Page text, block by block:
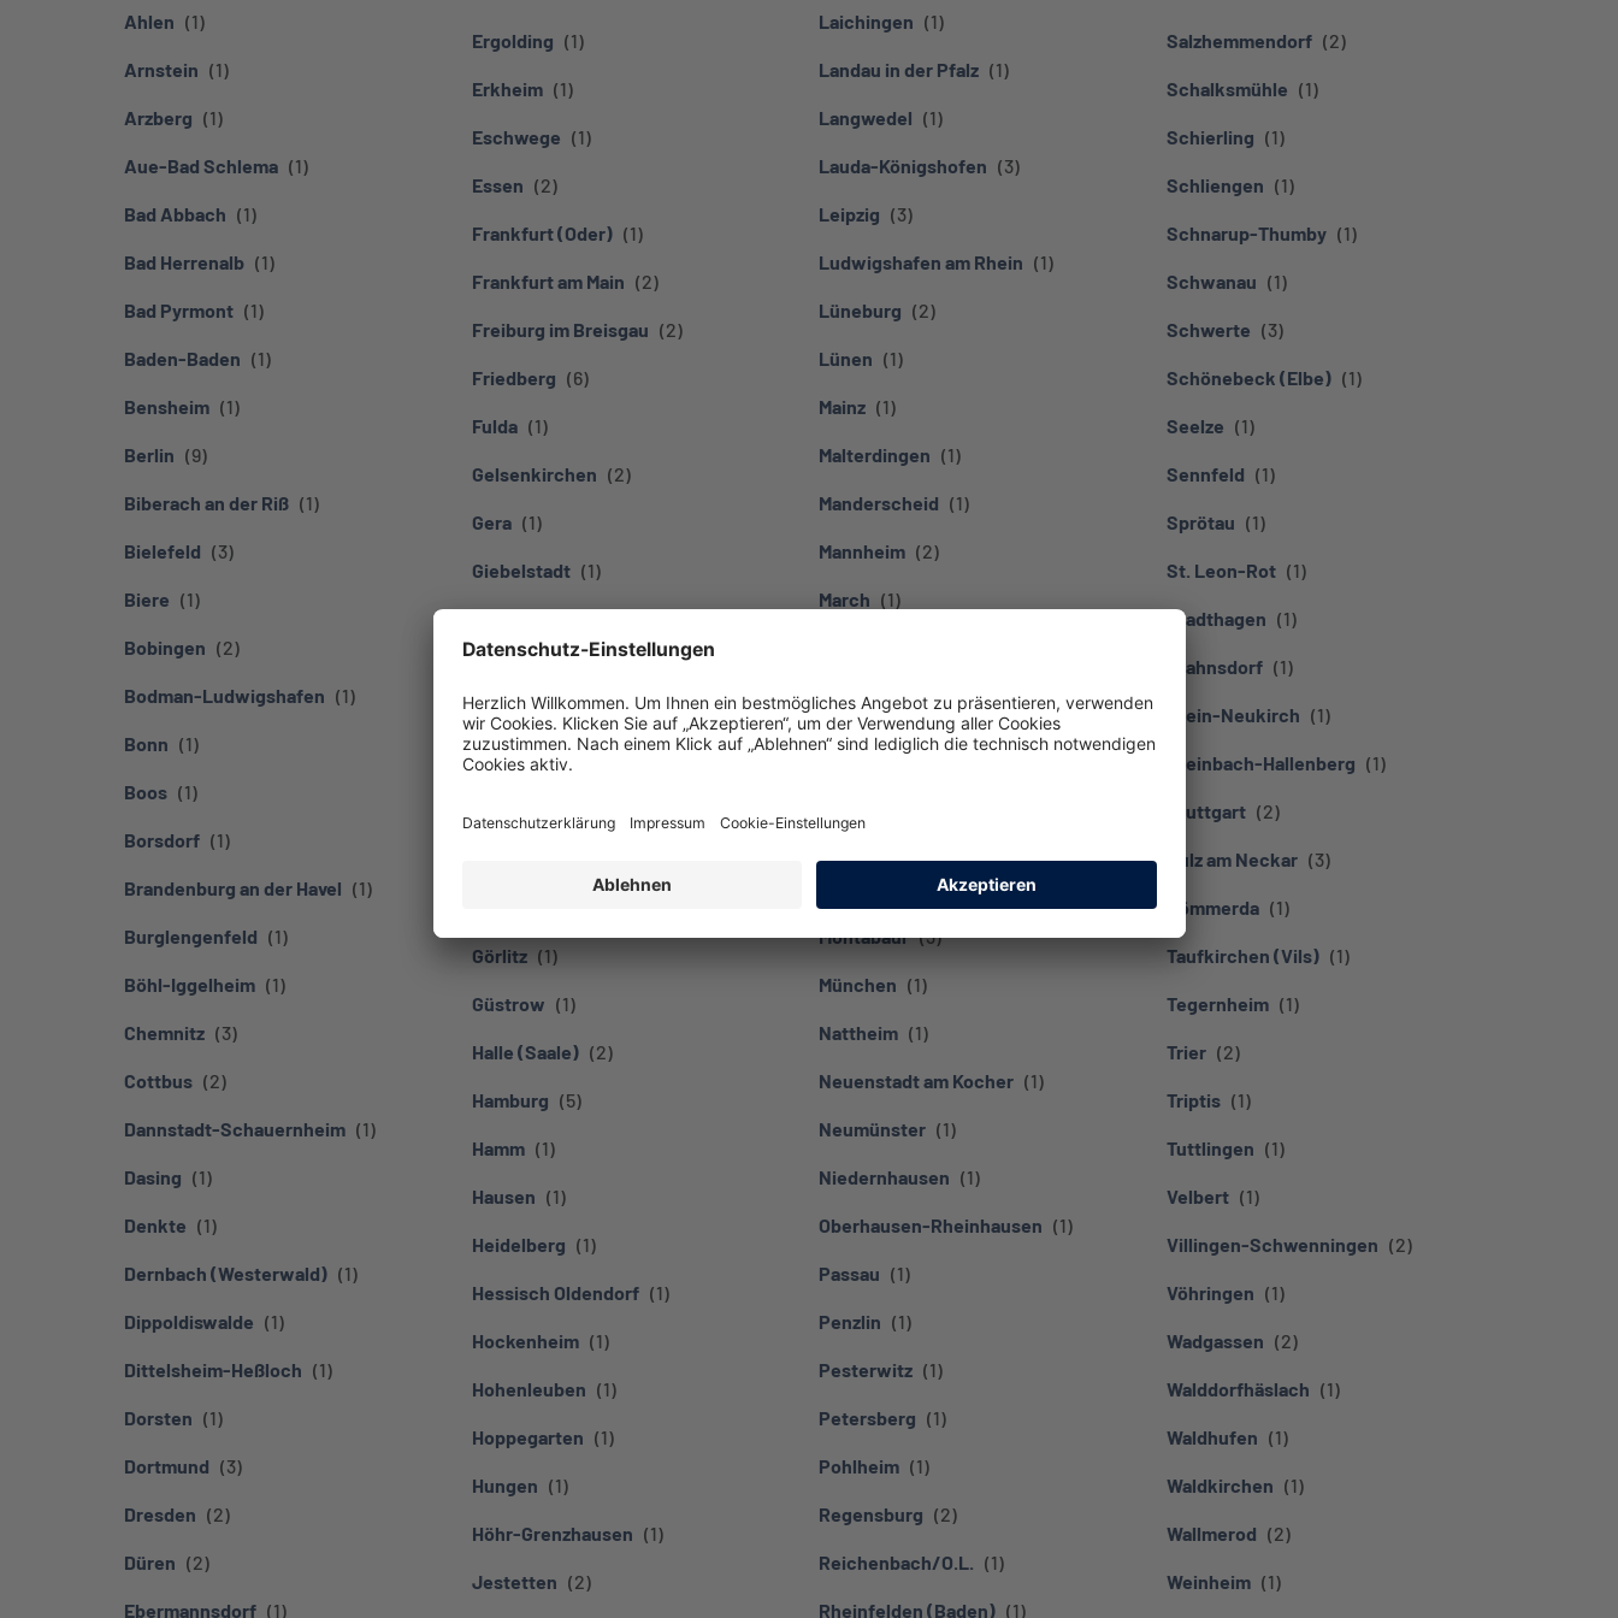
Ahlen
Arnstein
Arzberg
Aue-Bad Schlema
Bad Abbach
Bad Herrenalb
Bad Pyrmont
Baden-Baden
Bensheim
Berlin
Biberach an der Riß
Bielefeld
Biere
Bobingen
Bodman-Ludwigshafen
Bonn
Boos
Borsdorf
Brandenburg an der Havel
Burglengenfeld
Böhl-Iggelheim
Chemnitz
Cottbus
Dannstadt-Schauernheim
Dasing
Denkte
Dernbach (Westerwald)
Dippoldiswalde
Dittelsheim-Heßloch
Dorsten
Dortmund
Dresden
Düren
Ebermannsdorf
Ergolding
Erkheim
Eschwege
Essen
Frankfurt (Oder)
Frankfurt am Main
Freiburg im Breisgau
Friedberg
Fulda
Gelsenkirchen
Gera
Giebelstadt
Grabfeld
Groß Wittensee
Görlitz
Güstrow
Halle (Saale)
Hamburg
Hamm
Hausen
Heidelberg
Hessisch Oldendorf
Hockenheim
Hohenleuben
Hoppegarten
Hungen
Höhr-Grenzhausen
Jestetten
Laichingen
Landau in der Pfalz
Langwedel
Lauda-Königshofen
Leipzig
Ludwigshafen am Rhein
Lüneburg
Lünen
Mainz
Malterdingen
Manderscheid
Mannheim
March
Maxhütte-Haidhof
Memmingen
Montabaur
München
Nattheim
Neuenstadt am Kocher
Neumünster
Niedernhausen
Oberhausen-Rheinhausen
Passau
Penzlin
Pesterwitz
Petersberg
Pohlheim
Regensburg
Reichenbach/O.L.
Rheinfelden (Baden)
Salzhemmendorf
Schalksmühle
Schierling
Schliengen
Schnarup-Thumby
Schwanau
Schwerte
Schönebeck (Elbe)
Seelze
Sennfeld
Sprötau
St. Leon-Rot
Stadthagen
Stahnsdorf
Stein-Neukirch
Steinbach-Hallenberg
Stuttgart
Sulz am Neckar
Sömmerda
Taufkirchen (Vils)
Tegernheim
Trier
Triptis
Tuttlingen
Velbert
Villingen-Schwenningen
Vöhringen
Wadgassen
Walddorfhäslach
Waldhufen
Waldkirchen
Wallmerod
Weinheim